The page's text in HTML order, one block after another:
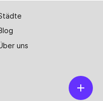
uns